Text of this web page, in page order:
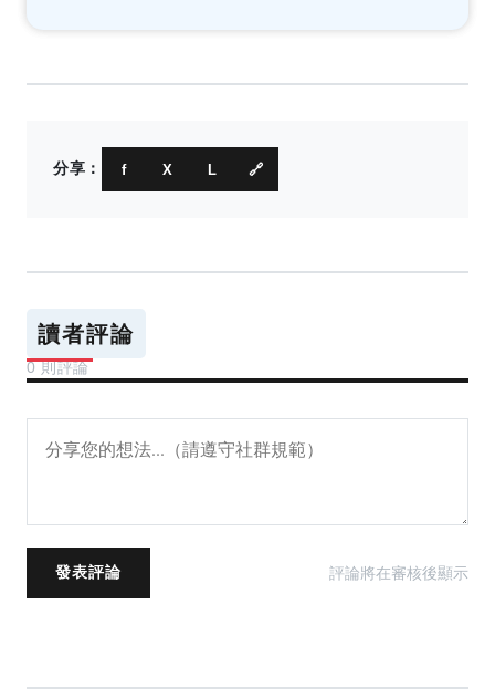
分享： f X L 🔗
讀者評論
0 則評論
發表評論 評論將在審核後顯示